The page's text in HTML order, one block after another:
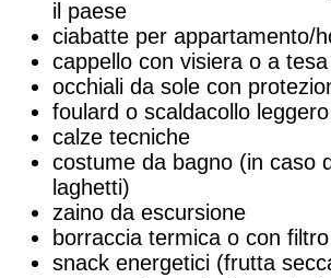
il paese
ciabatte per appartamento/
cappello con visiera o a
occhiali da sole con
foulard o scaldacollo leggero
calze tecniche
costume da bagno (in caso
laghetti)
zaino da escursione
borraccia termica o con filtro
snack energetici (frutta